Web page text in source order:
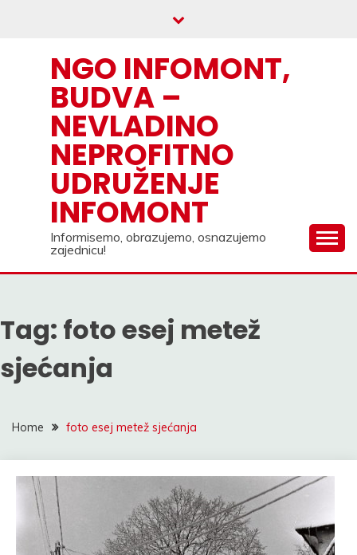
NGO INFOMONT,
BUDVA –
NEVLADINO
NEPROFITNO
UDRUŽENJE
INFOMONT
Informisemo, obrazujemo, osnazujemo
zajednicu!
Tag: foto esej metež
sjećanja
Home foto esej metež sjećanja